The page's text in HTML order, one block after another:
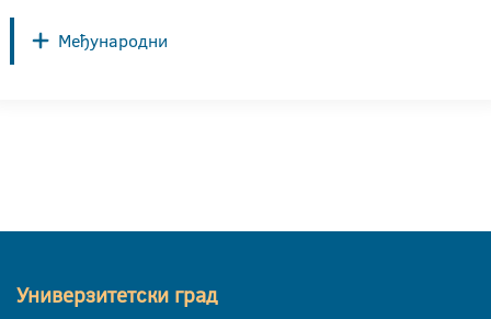
Међународни
Универзитетски град